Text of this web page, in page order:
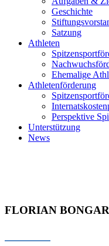
Geschichte
Satzung
Athleten
Ehemalige
Athletenförderung
Perspektive
Unterstützung
News
FLORIAN